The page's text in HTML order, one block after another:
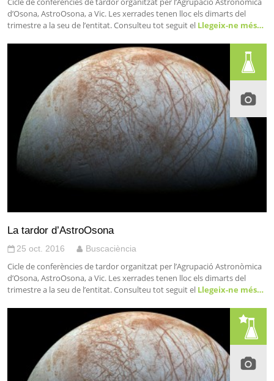
d’Osona, AstroOsona, a Vic. Les xerrades tenen lloc els dimarts del
trimestre a la seu de l’entitat. Consulteu tot seguit el Llegeix-ne més…
La tardor d’AstroOsona
25 oct. 2016 Buscaciència
Cicle de conferències de tardor organitzat per l’Agrupació Astronòmica
d’Osona, AstroOsona, a Vic. Les xerrades tenen lloc els dimarts del
trimestre a la seu de l’entitat. Consulteu tot seguit el Llegeix-ne més…